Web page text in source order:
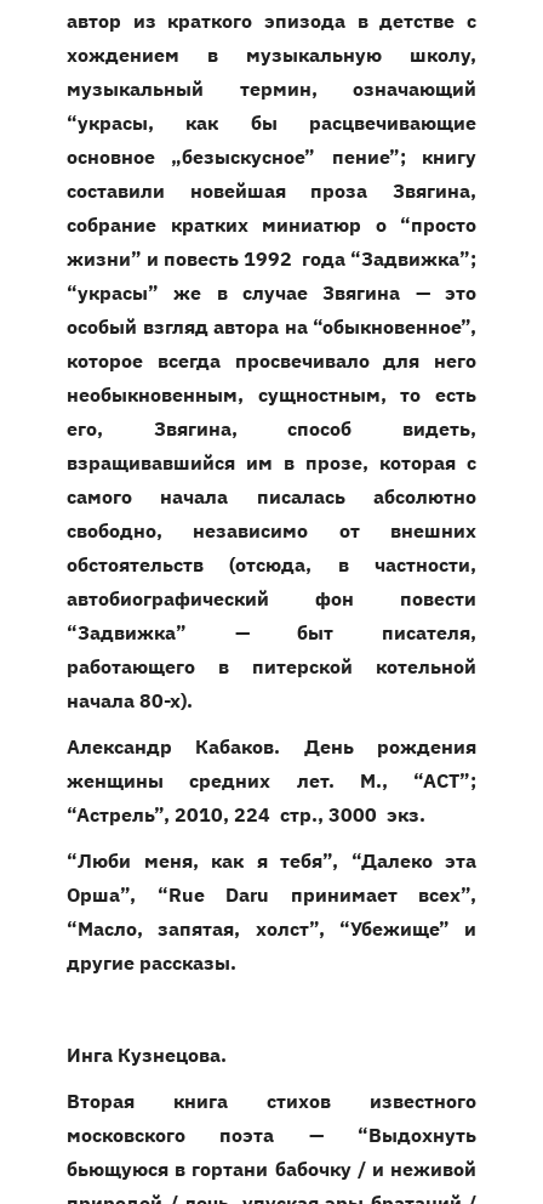
автор из краткого эпизода в детстве с
хождением в музыкальную школу,
музыкальный термин, означающий
“украсы, как бы расцвечивающие
основное „безыскусное” пение”; книгу
составили новейшая проза Звягина,
собрание кратких миниатюр о “просто
жизни” и повесть 1992 года “Задвижка”;
“украсы” же в случае Звягина — это
особый взгляд автора на “обыкновенное”,
которое всегда просвечивало для него
необыкновенным, сущностным, то есть
его, Звягина, способ видеть,
взращивавшийся им в прозе, которая с
самого начала писалась абсолютно
свободно, независимо от внешних
обстоятельств (отсюда, в частности,
автобиографический фон повести
“Задвижка” — быт писателя,
работающего в питерской котельной
начала 80-х).
Александр Кабаков. День рождения
женщины средних лет. М., “АСТ”;
“Астрель”, 2010, 224 стр., 3000 экз.
“Люби меня, как я тебя”, “Далеко эта
Орша”, “Rue Daru принимает всех”,
“Масло, запятая, холст”, “Убежище” и
другие рассказы.
Инга Кузнецова.
Вторая книга стихов известного
московского поэта — “Выдохнуть
бьющуюся в гортани бабочку / и неживой